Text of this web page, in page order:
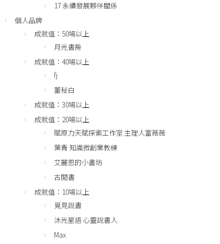
17 永續發展夥伴關係
個人品牌
成就值：50場以上
月光書房
成就值：40場以上
fj
董秘白
成就值：30場以上
成就值：20場以上
賦原力天賦探索工作室 主理人富薇薇
葉青 知識微創業教練
艾麗思的小書坊
古閱書
成就值：10場以上
覓見說書
沐光星語 心靈說書人
Max